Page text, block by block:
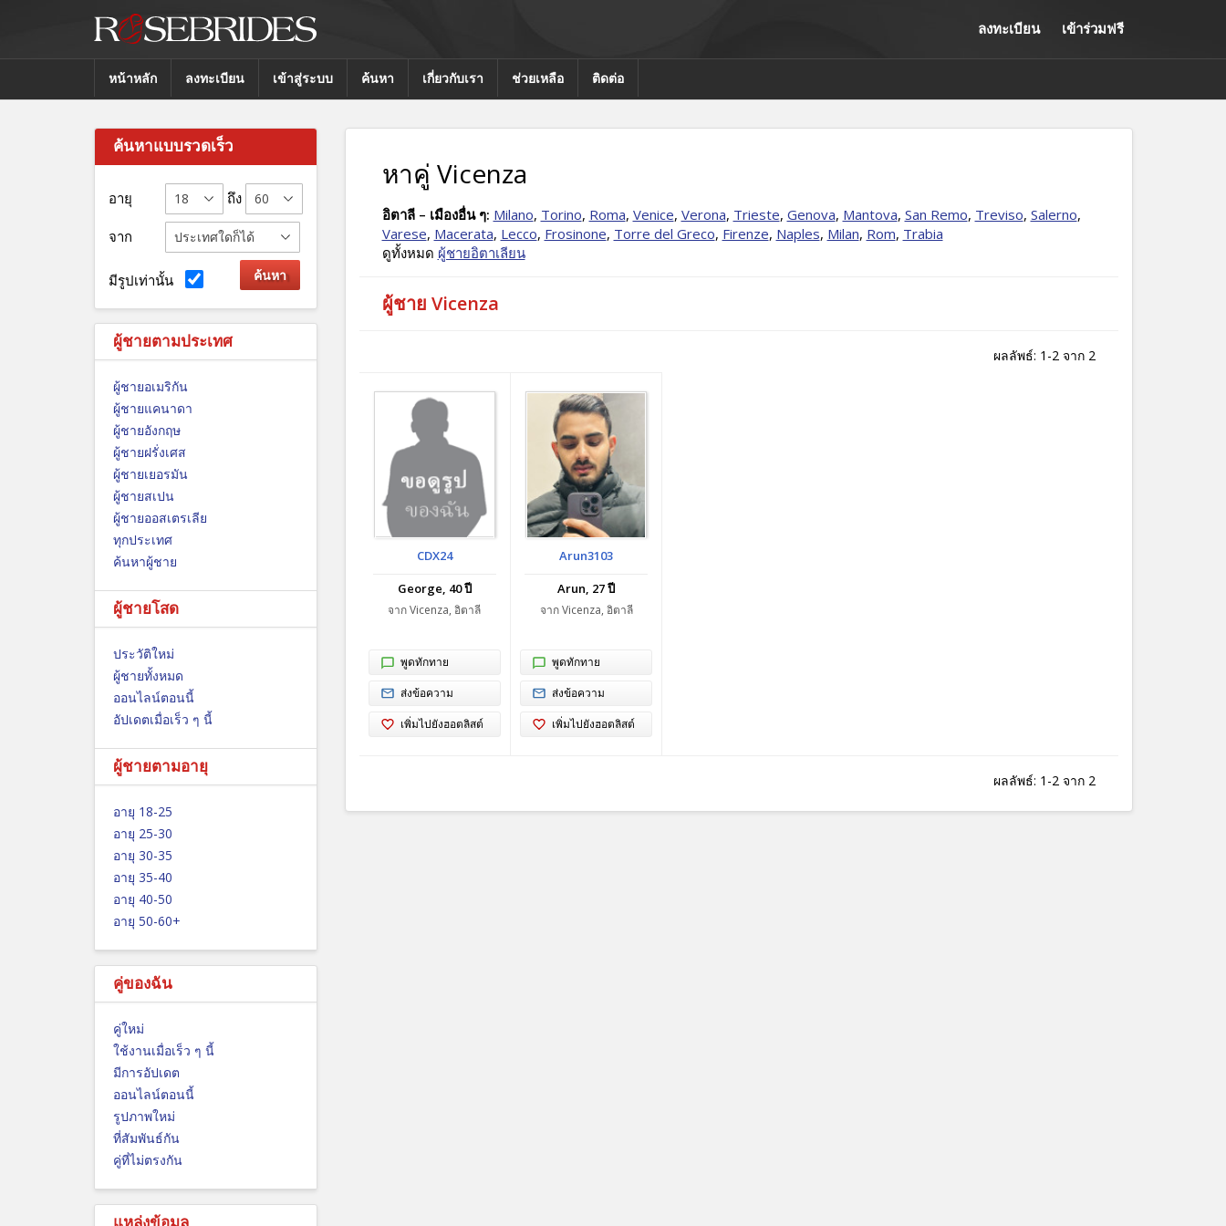
ลงทะเบียน เข้าร่วมฟรี
หน้าหลัก ลงทะเบียน เข้าสู่ระบบ ค้นหา เกี่ยวกับเรา ช่วยเหลือ ติดต่อ
ค้นหาแบบรวดเร็ว
อายุ ถึง
จาก
มีรูปเท่านั้น
ผู้ชายตามประเทศ
ผู้ชายอเมริกัน
ผู้ชายแคนาดา
ผู้ชายอังกฤษ
ผู้ชายฝรั่งเศส
ผู้ชายเยอรมัน
ผู้ชายสเปน
ผู้ชายออสเตรเลีย
ทุกประเทศ
ค้นหาผู้ชาย
ผู้ชายโสด
ประวัติใหม่
ผู้ชายทั้งหมด
ออนไลน์ตอนนี้
อัปเดตเมื่อเร็ว ๆ นี้
ผู้ชายตามอายุ
อายุ 18-25
อายุ 25-30
อายุ 30-35
อายุ 35-40
อายุ 40-50
อายุ 50-60+
คู่ของฉัน
คู่ใหม่
ใช้งานเมื่อเร็ว ๆ นี้
มีการอัปเดต
ออนไลน์ตอนนี้
รูปภาพใหม่
ที่สัมพันธ์กัน
คู่ที่ไม่ตรงกัน
หาคู่ Vicenza
อิตาลี – เมืองอื่น ๆ: Milano, Torino, Roma, Venice, Verona, Trieste, Genova, Mantova, San Remo, Treviso, Salerno,
Varese, Macerata, Lecco, Frosinone, Torre del Greco, Firenze, Naples, Milan, Rom, Trabia
ดูทั้งหมด ผู้ชายอิตาเลียน
ผู้ชาย Vicenza
ผลลัพธ์: 1-2 จาก 2
CDX24
George, 40 ปี
จาก Vicenza, อิตาลี
พูดทักทาย
ส่งข้อความ
เพิ่มไปยังฮอตลิสต์
Arun3103
Arun, 27 ปี
จาก Vicenza, อิตาลี
พูดทักทาย
ส่งข้อความ
เพิ่มไปยังฮอตลิสต์
ผลลัพธ์: 1-2 จาก 2